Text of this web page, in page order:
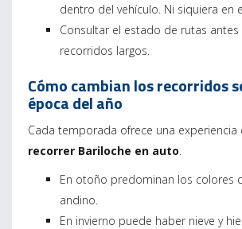
dentro del vehículo. Ni siquiera en
Consultar el estado de rutas
recorridos largos.
Cómo cambian los recorridos
época del año
Cada temporada ofrece una experiencia
recorrer Bariloche en auto
En otoño predominan los colores
andino.
En invierno puede haber nieve y